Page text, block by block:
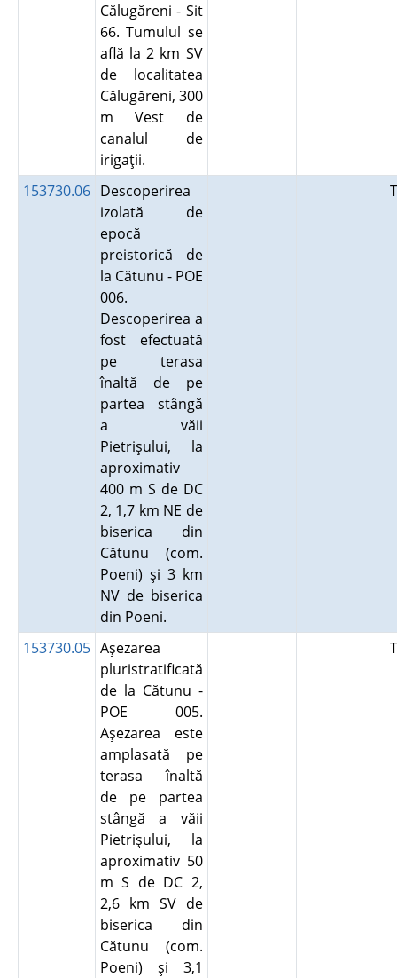
Călugăreni - Sit
66. Tumulul se
află la 2 km SV
de localitatea
Călugăreni, 300
m Vest de
canalul de
irigaţii.
153730.06 Descoperirea
izolată de
epocă
preistorică de
la Cătunu - POE
006.
Descoperirea a
fost efectuată
pe terasa
înaltă de pe
partea stângă
a văii
Pietrişului, la
aproximativ
400 m S de DC
2, 1,7 km NE de
biserica din
Cătunu (com.
Poeni) şi 3 km
NV de biserica
din Poeni.
153730.05 Aşezarea
pluristratificată
de la Cătunu -
POE 005.
Aşezarea este
amplasată pe
terasa înaltă
de pe partea
stângă a văii
Pietrişului, la
aproximativ 50
m S de DC 2,
2,6 km SV de
biserica din
Cătunu (com.
Poeni) şi 3,1